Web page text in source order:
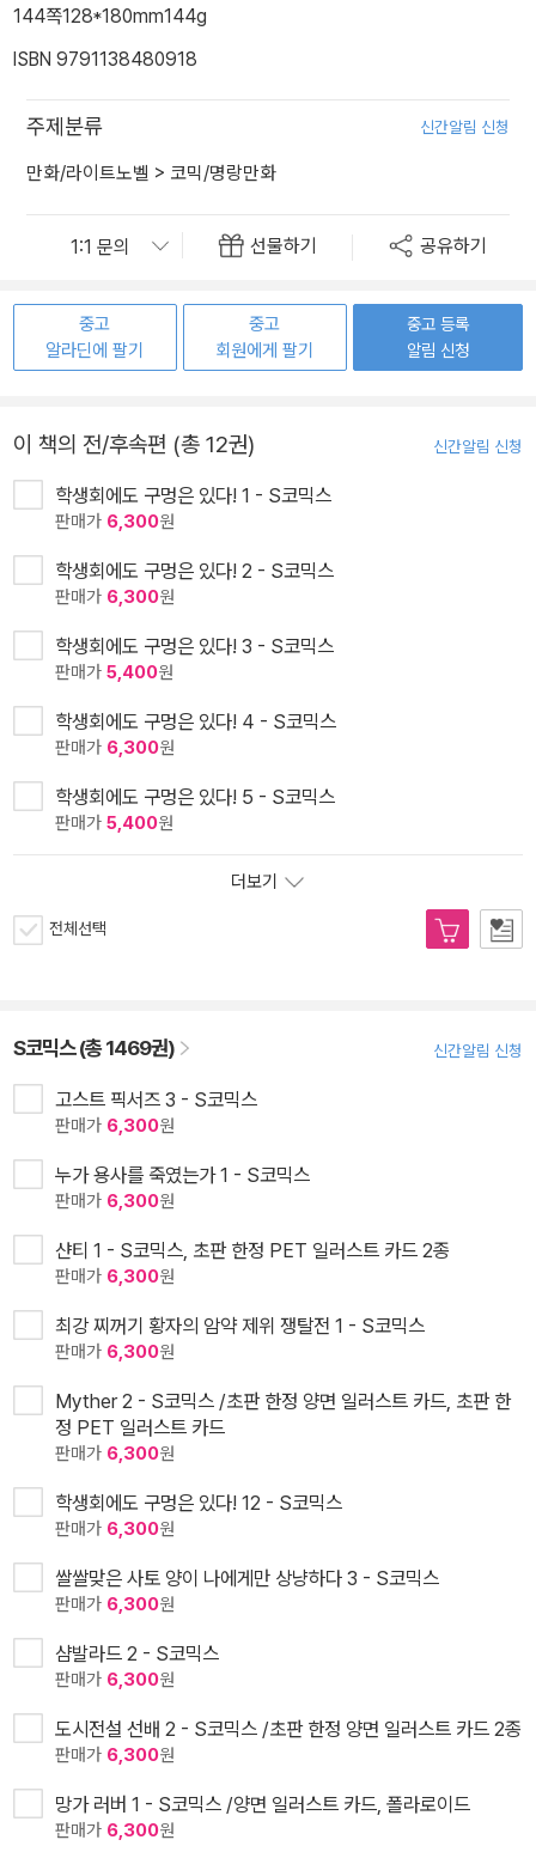
144쪽128*180mm144g
ISBN 9791138480918
주제분류 신간알림 신청
만화/라이트노벨 > 코믹/명랑만화
선물하기 공유하기
중고
알라딘에 팔기
중고
회원에게 팔기
중고 등록
알림 신청
이 책의 전/후속편 (총 12권) 신간알림 신청
학생회에도 구멍은 있다! 1 - S코믹스
판매가 6,300원
학생회에도 구멍은 있다! 2 - S코믹스
판매가 6,300원
학생회에도 구멍은 있다! 3 - S코믹스
판매가 5,400원
학생회에도 구멍은 있다! 4 - S코믹스
판매가 6,300원
학생회에도 구멍은 있다! 5 - S코믹스
판매가 5,400원
더보기
전체선택
S코믹스 (총 1469권) 신간알림 신청
고스트 픽서즈 3 - S코믹스
판매가 6,300원
누가 용사를 죽였는가 1 - S코믹스
판매가 6,300원
샨티 1 - S코믹스, 초판 한정 PET 일러스트 카드 2종
판매가 6,300원
최강 찌꺼기 황자의 암약 제위 쟁탈전 1 - S코믹스
판매가 6,300원
Myther 2 - S코믹스 /초판 한정 양면 일러스트 카드, 초판 한
정 PET 일러스트 카드
판매가 6,300원
학생회에도 구멍은 있다! 12 - S코믹스
판매가 6,300원
쌀쌀맞은 사토 양이 나에게만 상냥하다 3 - S코믹스
판매가 6,300원
샴발라드 2 - S코믹스
판매가 6,300원
도시전설 선배 2 - S코믹스 /초판 한정 양면 일러스트 카드 2종
판매가 6,300원
망가 러버 1 - S코믹스 /양면 일러스트 카드, 폴라로이드
판매가 6,300원